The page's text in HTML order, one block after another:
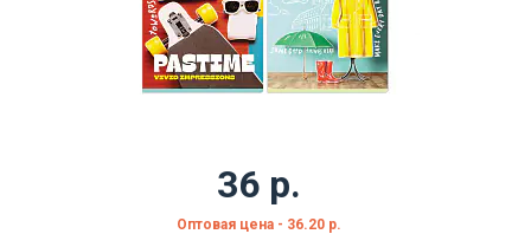
36 р.
Оптовая цена - 36.20 р.